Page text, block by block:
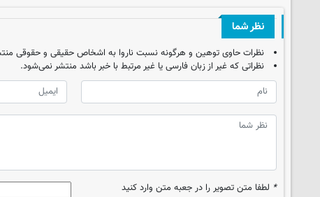
نظر شما
نظرات حاوی توهین و هرگونه نسبت ناروا به اشخاص حقیقی و حقوقی
نظراتی که غیر از زبان فارسی یا غیر مرتبط با خبر باشد منتشر نمی‌شود.
* لطفا متن تصویر را در جعبه متن وارد کنید